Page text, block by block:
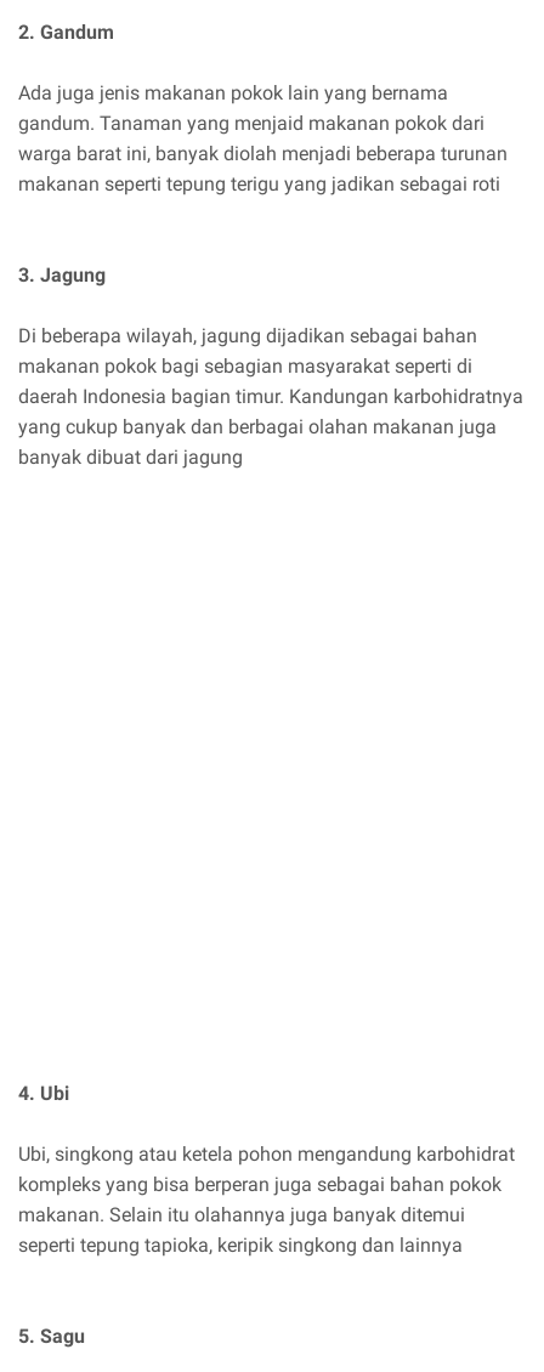
2. Gandum
Ada juga jenis makanan pokok lain yang bernama
gandum. Tanaman yang menjaid makanan pokok dari
warga barat ini, banyak diolah menjadi beberapa turunan
makanan seperti tepung terigu yang jadikan sebagai roti
3. Jagung
Di beberapa wilayah, jagung dijadikan sebagai bahan
makanan pokok bagi sebagian masyarakat seperti di
daerah Indonesia bagian timur. Kandungan karbohidratnya
yang cukup banyak dan berbagai olahan makanan juga
banyak dibuat dari jagung
4. Ubi
Ubi, singkong atau ketela pohon mengandung karbohidrat
kompleks yang bisa berperan juga sebagai bahan pokok
makanan. Selain itu olahannya juga banyak ditemui
seperti tepung tapioka, keripik singkong dan lainnya
5. Sagu